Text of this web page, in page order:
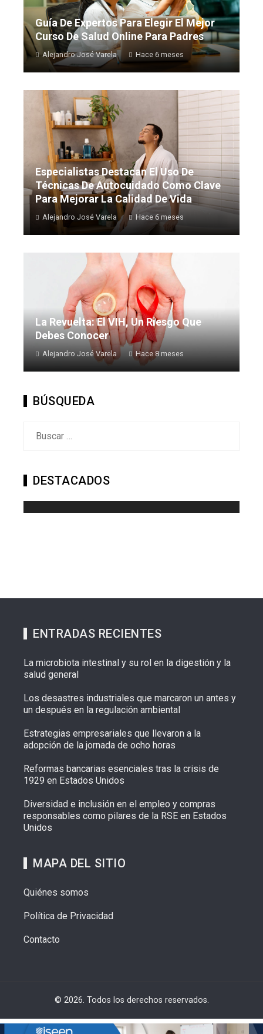
Guía De Expertos Para Elegir El Mejor
Curso De Salud Online Para Padres
Alejandro José Varela Hace 6 meses
Especialistas Destacan El Uso De
Técnicas De Autocuidado Como Clave
Para Mejorar La Calidad De Vida
Alejandro José Varela Hace 6 meses
La Revuelta: El VIH, Un Riesgo Que
Debes Conocer
Alejandro José Varela Hace 8 meses
BÚSQUEDA
DESTACADOS
ENTRADAS RECIENTES
La microbiota intestinal y su rol en la digestión y la
salud general
Los desastres industriales que marcaron un antes y
un después en la regulación ambiental
Estrategias empresariales que llevaron a la
adopción de la jornada de ocho horas
Reformas bancarias esenciales tras la crisis de
1929 en Estados Unidos
Diversidad e inclusión en el empleo y compras
responsables como pilares de la RSE en Estados
Unidos
MAPA DEL SITIO
Quiénes somos
Política de Privacidad
Contacto
© 2026. Todos los derechos reservados.